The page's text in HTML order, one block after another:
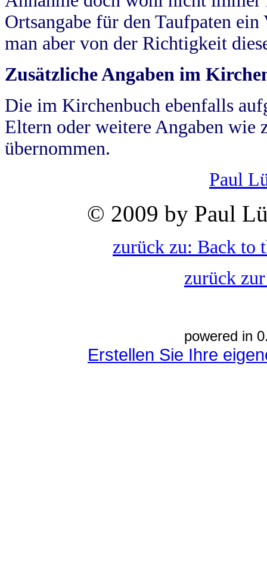
Ortsangabe für den Taufpaten
man aber von der Richtigkeit
Zusätzliche Angaben im
Die im Kirchenbuch ebenfalls
Eltern oder weitere Angaben wie
übernommen.
Paul
© 2009 by Paul
zurück zu: Back to
zurück
powered in
Erstellen Sie Ihre